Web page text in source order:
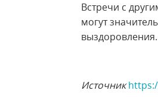
Встречи с
могут
выздоровления.
Источник